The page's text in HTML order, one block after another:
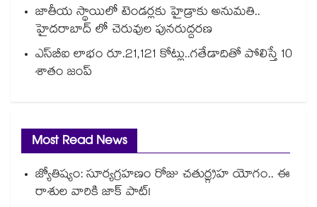
జాతీయ స్థాయిలో టెండర్లకు హైడ్రాకు అనుమతి..
హైదరాబాద్ లో చెరువుల పునరుద్దరణ
ఎస్‌‌‌‌‌‌‌‌బీఐ లాభం రూ.21,121 కోట్లు..గతేడాదితో పోలిస్తే 10
శాతం జంప్
Most Read News
జ్యోతిష్యం: సూర్యగ్రహణం రోజు చతుర్గ్రహ యోగం.. ఈ
రాశుల వారికి జాక్ పాట్!